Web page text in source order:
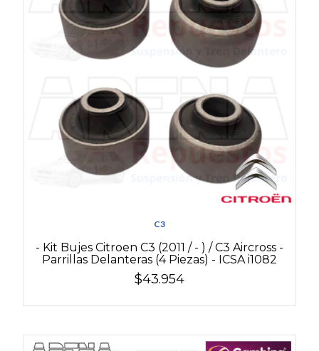
C3
- Kit Bujes Citroen C3 (2011 / - ) / C3 Aircross -
Parrillas Delanteras (4 Piezas) - ICSA i1082
$43.954